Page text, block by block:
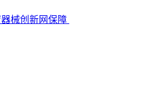
械创新网保障